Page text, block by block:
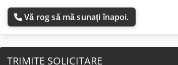
Vă rog să mă sunați înapoi.
TRIMITE SOLICITARE